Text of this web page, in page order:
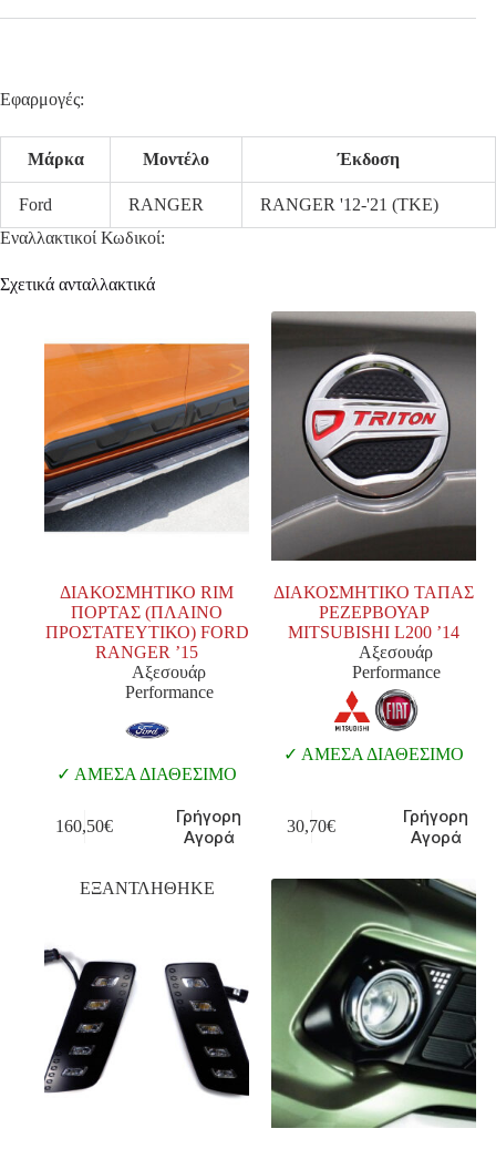
Εφαρμογές:
Μάρκα Μοντέλο Έκδοση
Ford RANGER
RANGER '12-'21 (TKE)
Εναλλακτικοί Κωδικοί:
Σχετικά ανταλλακτικά
ΔΙΑΚΟΣΜΗΤΙΚΟ RIM
ΠΟΡΤΑΣ (ΠΛΑΙΝΟ
ΠΡΟΣΤΑΤΕΥΤΙΚΟ) FORD
RANGER ’15
Αξεσουάρ
Performance
ΑΜΕΣΑ ΔΙΑΘΕΣΙΜΟ
160,50€
Γρήγορη
Αγορά
ΔΙΑΚΟΣΜΗΤΙΚΟ ΤΑΠΑΣ
ΡΕΖΕΡΒΟΥΑΡ
MITSUBISHI L200 ’14
Αξεσουάρ
Performance
ΑΜΕΣΑ ΔΙΑΘΕΣΙΜΟ
30,70€
Γρήγορη
Αγορά
ΕΞΑΝΤΛΗΘΗΚΕ